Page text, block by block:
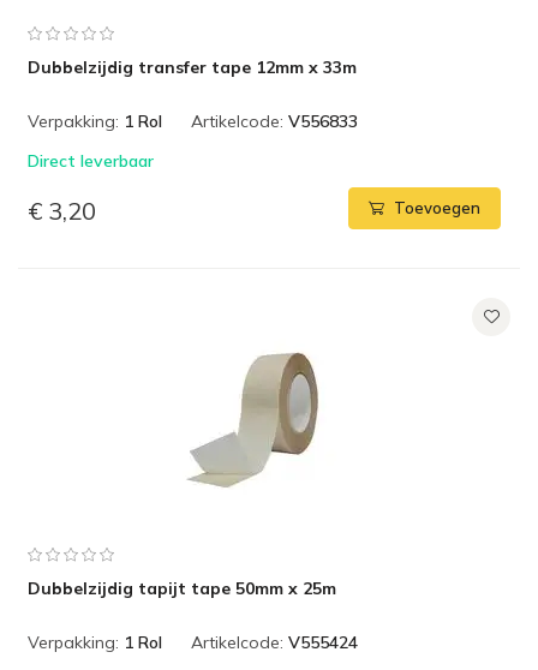
Dubbelzijdig transfer tape 12mm x 33m
Verpakking: 1 Rol Artikelcode: V556833
Direct leverbaar
€ 3,20 Toevoegen
Dubbelzijdig tapijt tape 50mm x 25m
Verpakking: 1 Rol Artikelcode: V555424